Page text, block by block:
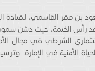
بن صقر القاسمي، للقيادة
الخيمة، حيث دشن سموه
الشرطي في مجال
الأمنية في الإمارة،